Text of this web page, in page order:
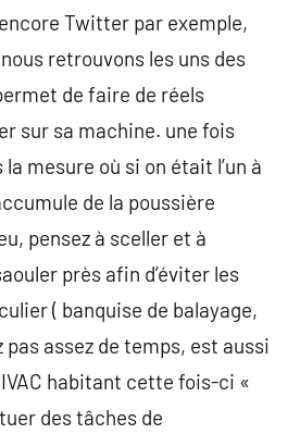
Twitter par exemple,
retrouvons les uns des
de faire de réels
sur sa machine. une fois
mesure où si on était l’un à
de la poussière
pensez à sceller et à
près afin d’éviter les
( banquise de balayage,
pas assez de temps, est aussi
habitant cette fois-ci «
des tâches de